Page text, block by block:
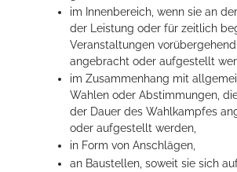
im Innenbereich, wenn sie an
der Leistung oder für zeitlich
Veranstaltungen vorübergehend
angebracht oder aufgestellt
im Zusammenhang mit
Wahlen oder Abstimmungen,
der Dauer des Wahlkampfes
oder aufgestellt werden,
in Form von Anschlägen,
an Baustellen, soweit sie sich